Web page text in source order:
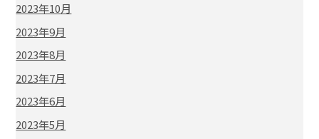
2023年10月
2023年9月
2023年8月
2023年7月
2023年6月
2023年5月